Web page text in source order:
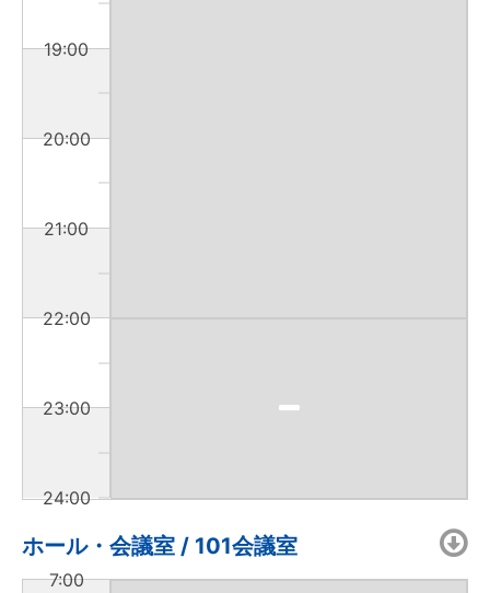
19:00
20:00
21:00
22:00
23:00
24:00
ホール・会議室 / 101会議室
7:00